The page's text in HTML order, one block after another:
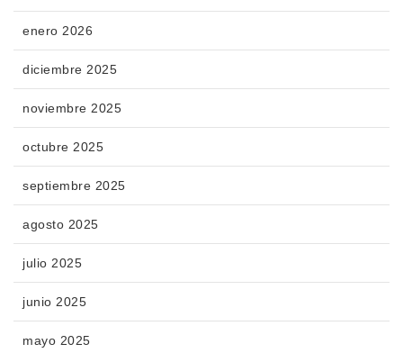
enero 2026
diciembre 2025
noviembre 2025
octubre 2025
septiembre 2025
agosto 2025
julio 2025
junio 2025
mayo 2025